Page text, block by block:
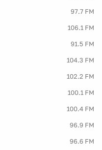
97.7 FM
106.1 FM
91.5 FM
104.3 FM
102.2 FM
100.1 FM
100.4 FM
96.9 FM
96.6 FM